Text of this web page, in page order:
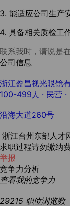
3. 能适应公司生产
4. 具备相关质检工
联系我时，请说是在
公司信息
浙江盈昌视光眼镜
100-499人 · 民营 ·
沿海大道260号
浙江台州东部人才
求职过程请勿缴纳
举报
竞争力分析
查看我的竞争力
29215 职位浏览数